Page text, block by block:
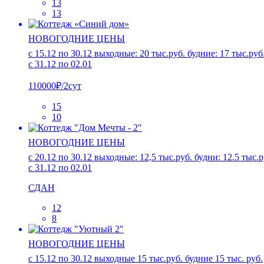
13
13
НОВОГОДНИЕ ЦЕНЫ
c 15.12 по 30.12 выходные: 20 тыс.руб. будние: 17 тыс.руб.
с 31.12 по 02.01
110000₽/2сут
15
10
НОВОГОДНИЕ ЦЕНЫ
c 20.12 по 30.12 выходные: 12,5 тыс.руб. будни: 12.5
с 31.12 по 02.01
СДАН
12
8
НОВОГОДНИЕ ЦЕНЫ
c 15.12 по 30.12 выходные 15 тыс.руб. будние 15 тыс. руб.